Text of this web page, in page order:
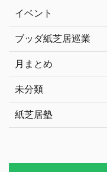
イベント
ブッダ紙芝居巡業
月まとめ
未分類
紙芝居塾